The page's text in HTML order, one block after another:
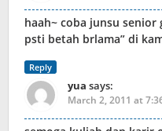
haah~ coba junsu senior
psti betah brlama” di
Reply
yua says:
March 2, 2011 at